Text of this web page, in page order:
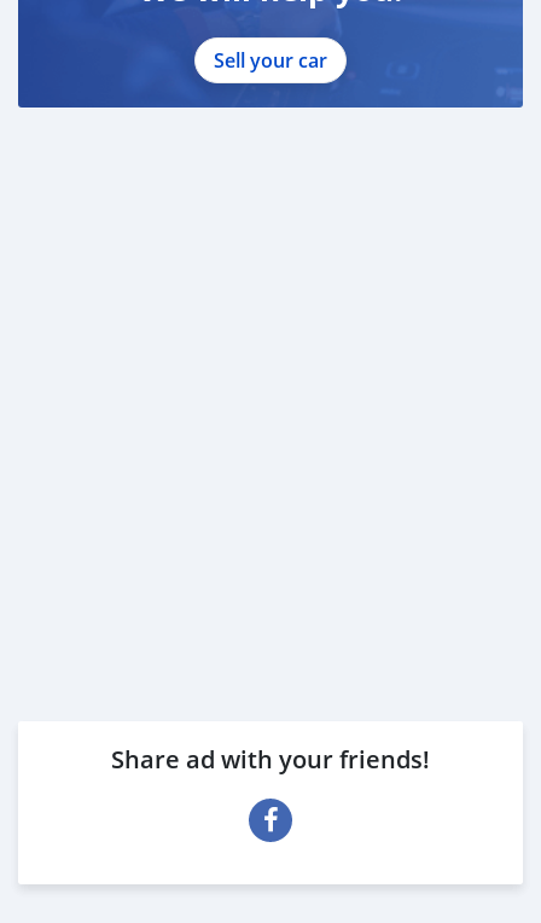
Sell your car
Share ad with your friends!